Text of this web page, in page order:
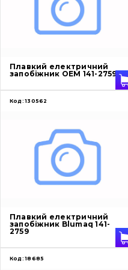
Плавкий електричний
запобіжник OEM 141-2759
Код: 130562
Плавкий електричний
запобіжник Blumaq 141-
2759
Код: 18685